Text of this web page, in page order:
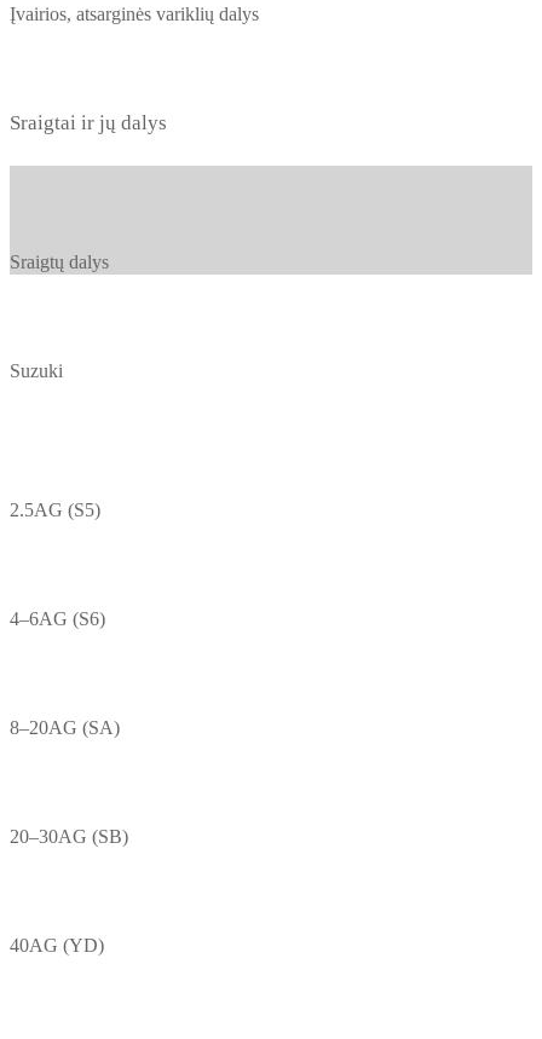
Įvairios, atsarginės variklių dalys
Sraigtai ir jų dalys
Sraigtų dalys
Suzuki
2.5AG (S5)
4–6AG (S6)
8–20AG (SA)
20–30AG (SB)
40AG (YD)